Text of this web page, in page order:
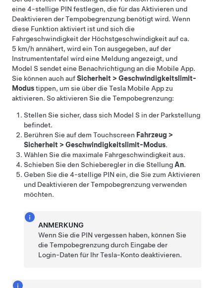
eine 4-stellige PIN festlegen, die für das Aktivieren und
Deaktivieren der Tempobegrenzung benötigt wird. Wenn
diese Funktion aktiviert ist und sich die
Fahrgeschwindigkeit der Höchstgeschwindigkeit auf ca.
5 km/h annähert, wird ein Ton ausgegeben, aufder
Instrumententafel wird eine Meldung angezeigt, und
Model S sendet eine Benachrichtigung an die Mobile App.
Sie können auch aufSicherheit > Geschwindigkeitslimit-
Modustippen, um sie über die Tesla Mobile App zu
aktivieren. So aktivieren Sie die Tempobegrenzung:
Stellen Sie sicher, dass sich Model S in der Parkstellung
befindet.
Berühren Sie auf dem Touchscreen Fahrzeug >
Sicherheit > Geschwindigkeitslimit-Modus.
Wählen Sie die maximale Fahrgeschwindigkeit aus.
Schieben Sie den Schieberegler in die Stellung An.
Geben Sie die 4-stellige PIN ein, die Sie zum Aktivieren
und Deaktivieren der Tempobegrenzung verwenden
möchten.
ANMERKUNG
Wenn Sie die PIN vergessen haben, können Sie
die Tempobegrenzung durch Eingabe der
Login-Daten für Ihr Tesla-Konto deaktivieren.